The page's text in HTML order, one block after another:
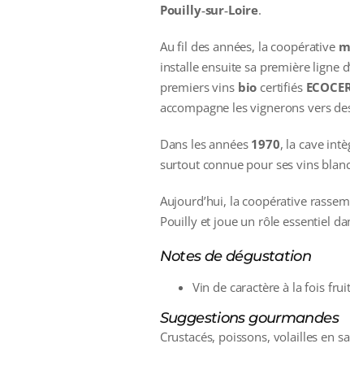
Pouilly‑sur‑Loire.
Au fil des années, la coopérative
installe ensuite sa première ligne
premiers vins bio certifiés
accompagne les vignerons vers
Dans les années 1970, la cave
surtout connue pour ses vins
Aujourd’hui, la coopérative
Pouilly et joue un rôle essentiel
Notes de dégustation
Vin de caractère à la fois
Suggestions gourmandes
Crustacés, poissons, volailles en